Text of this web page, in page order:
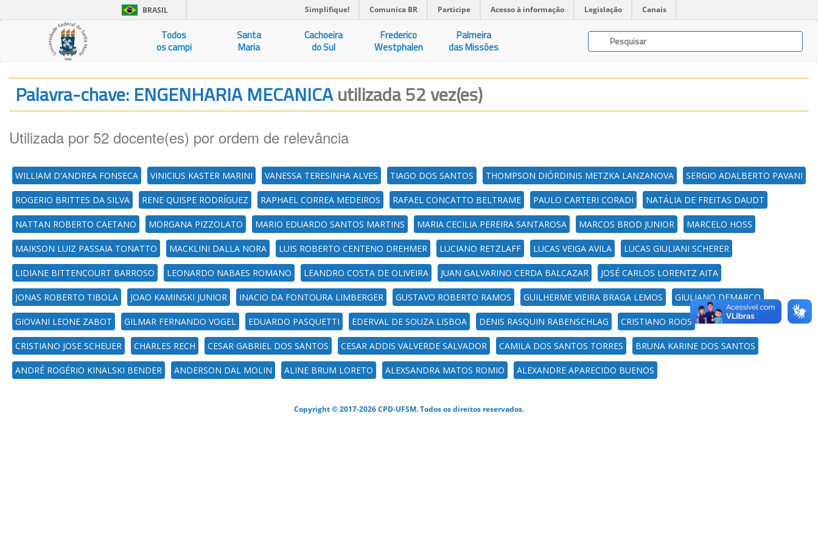
BRASIL Simplifique! Comunica BR Participe Acesso à informação Legislação Canais
Todos
os campi
Santa
Maria
Cachoeira
do Sul
Frederico
Westphalen
Palmeira
das Missões
Palavra-chave: ENGENHARIA MECANICAutilizada 52 vez(es)
Utilizada por 52 docente(es) por ordem de relevância
WILLIAM D'ANDREA FONSECA VINICIUS KASTER MARINI VANESSA TERESINHA ALVES TIAGO DOS SANTOS THOMPSON DIÓRDINIS METZKA LANZANOVA SERGIO ADALBERTO PAVANI
ROGERIO BRITTES DA SILVA RENE QUISPE RODRÍGUEZ RAPHAEL CORREA MEDEIROS RAFAEL CONCATTO BELTRAME PAULO CARTERI CORADI NATÁLIA DE FREITAS DAUDT
NATTAN ROBERTO CAETANO MORGANA PIZZOLATO MARIO EDUARDO SANTOS MARTINS MARIA CECILIA PEREIRA SANTAROSA MARCOS BROD JUNIOR MARCELO HOSS
MAIKSON LUIZ PASSAIA TONATTO MACKLINI DALLA NORA LUIS ROBERTO CENTENO DREHMER LUCIANO RETZLAFF LUCAS VEIGA AVILA LUCAS GIULIANI SCHERER
LIDIANE BITTENCOURT BARROSO LEONARDO NABAES ROMANO LEANDRO COSTA DE OLIVEIRA JUAN GALVARINO CERDA BALCAZAR JOSÉ CARLOS LORENTZ AITA
JONAS ROBERTO TIBOLA JOAO KAMINSKI JUNIOR INACIO DA FONTOURA LIMBERGER GUSTAVO ROBERTO RAMOS GUILHERME VIEIRA BRAGA LEMOS GIULIANO DEMARCO
GIOVANI LEONE ZABOT GILMAR FERNANDO VOGEL EDUARDO PASQUETTI EDERVAL DE SOUZA LISBOA DENIS RASQUIN RABENSCHLAG CRISTIANO ROOS
CRISTIANO JOSE SCHEUER CHARLES RECH CESAR GABRIEL DOS SANTOS CESAR ADDIS VALVERDE SALVADOR CAMILA DOS SANTOS TORRES BRUNA KARINE DOS SANTOS
ANDRÉ ROGÉRIO KINALSKI BENDER ANDERSON DAL MOLIN ALINE BRUM LORETO ALEXSANDRA MATOS ROMIO ALEXANDRE APARECIDO BUENOS
Copyright © 2017-2026 CPD-UFSM. Todos os direitos reservados.